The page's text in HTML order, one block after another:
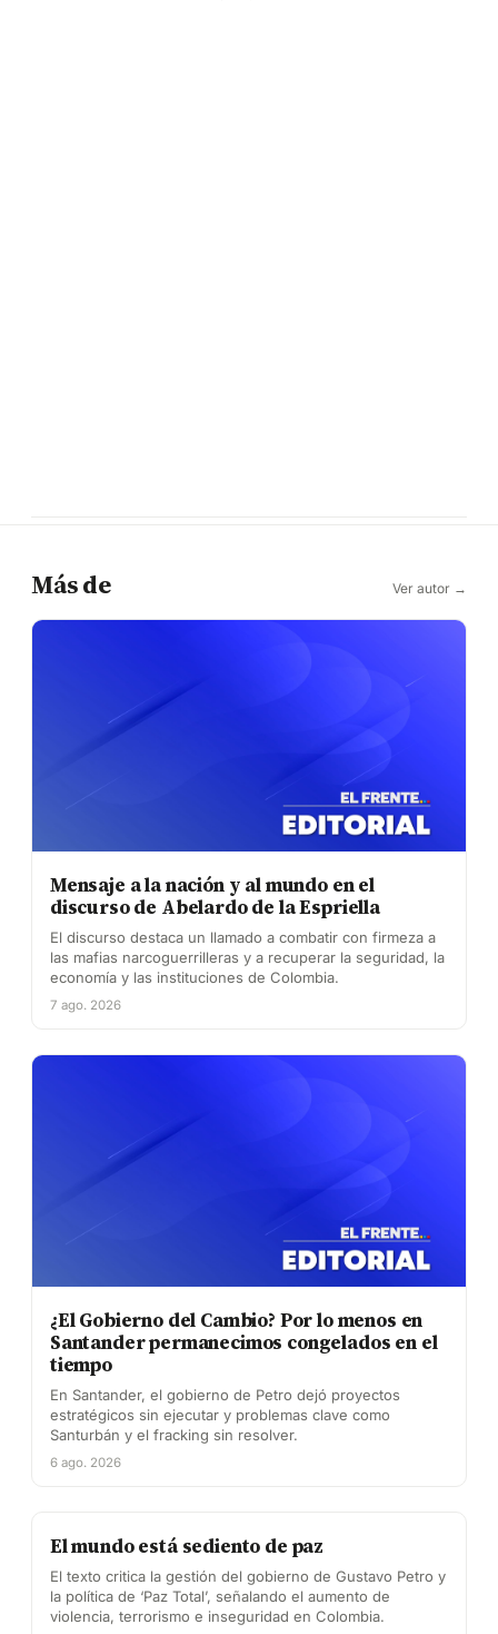
Más de Ver autor →
Mensaje a la nación y al mundo en el
discurso de Abelardo de la Espriella
El discurso destaca un llamado a combatir con firmeza a
las mafias narcoguerrilleras y a recuperar la seguridad, la
economía y las instituciones de Colombia.
7 ago. 2026
¿El Gobierno del Cambio? Por lo menos en
Santander permanecimos congelados en el
tiempo
En Santander, el gobierno de Petro dejó proyectos
estratégicos sin ejecutar y problemas clave como
Santurbán y el fracking sin resolver.
6 ago. 2026
El mundo está sediento de paz
El texto critica la gestión del gobierno de Gustavo Petro y
la política de ‘Paz Total’, señalando el aumento de
violencia, terrorismo e inseguridad en Colombia.